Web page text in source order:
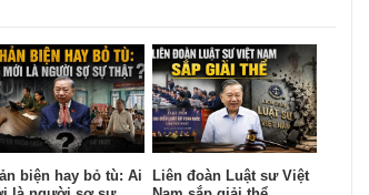
biện hay bỏ tù: Ai
Liên đoàn Luật sư Việt